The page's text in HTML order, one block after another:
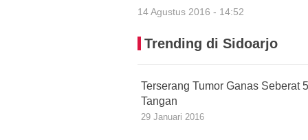
14 Agustus 2016 - 14:52
Trending di Sidoarjo
Terserang Tumor Ganas Seberat
Tangan
29 Januari 2016